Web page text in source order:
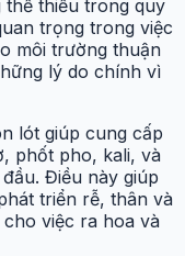
thiếu trong quy
trọng trong việc
môi trường thuận
lý do chính vì
lót giúp cung cấp
phốt pho, kali, và
Điều này giúp
triển rễ, thân và
việc ra hoa và